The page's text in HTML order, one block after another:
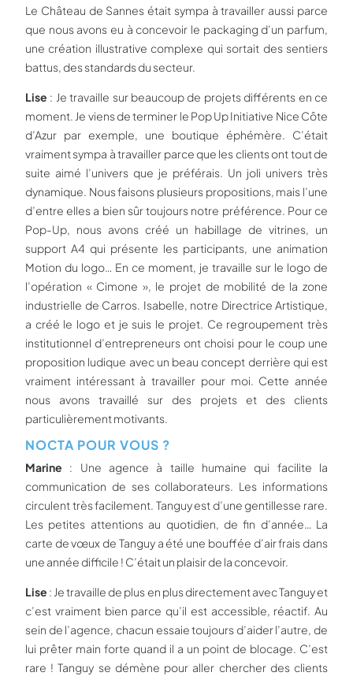
Le Château de Sannes était sympa à travailler aussi parce
que nous avons eu à concevoir le packaging d’un parfum,
une création illustrative complexe qui sortait des sentiers
battus, des standards du secteur.
Lise : Je travaille sur beaucoup de projets différents en ce
moment. Je viens de terminer le Pop Up Initiative Nice Côte
d’Azur par exemple, une boutique éphémère. C’était
vraiment sympa à travailler parce que les clients ont tout de
suite aimé l’univers que je préférais. Un joli univers très
dynamique. Nous faisons plusieurs propositions, mais l’une
d’entre elles a bien sûr toujours notre préférence. Pour ce
Pop-Up, nous avons créé un habillage de vitrines, un
support A4 qui présente les participants, une animation
Motion du logo… En ce moment, je travaille sur le logo de
l’opération « Cimone », le projet de mobilité de la zone
industrielle de Carros. Isabelle, notre Directrice Artistique,
a créé le logo et je suis le projet. Ce regroupement très
institutionnel d’entrepreneurs ont choisi pour le coup une
proposition ludique avec un beau concept derrière qui est
vraiment intéressant à travailler pour moi. Cette année
nous avons travaillé sur des projets et des clients
particulièrement motivants.
NOCTA POUR VOUS ?
Marine : Une agence à taille humaine qui facilite la
communication de ses collaborateurs. Les informations
circulent très facilement. Tanguy est d’une gentillesse rare.
Les petites attentions au quotidien, de fin d’année… La
carte de vœux de Tanguy a été une bouffée d’air frais dans
une année difficile ! C’était un plaisir de la concevoir.
Lise : Je travaille de plus en plus directement avec Tanguy et
c’est vraiment bien parce qu’il est accessible, réactif. Au
sein de l’agence, chacun essaie toujours d’aider l’autre, de
lui prêter main forte quand il a un point de blocage. C’est
rare ! Tanguy se démène pour aller chercher des clients